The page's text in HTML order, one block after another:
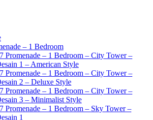
– 1 Bedroom
Promenade – 1 Bedroom – City Tower –
1 – American Style
Promenade – 1 Bedroom – City Tower –
2 – Deluxe Style
Promenade – 1 Bedroom – City Tower –
3 – Minimalist Style
Promenade – 1 Bedroom – Sky Tower –
1